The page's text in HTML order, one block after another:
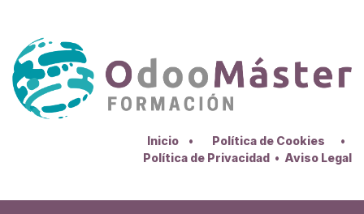
Inicio • Política de Cookies
•
Política de Privacidad • Aviso Legal